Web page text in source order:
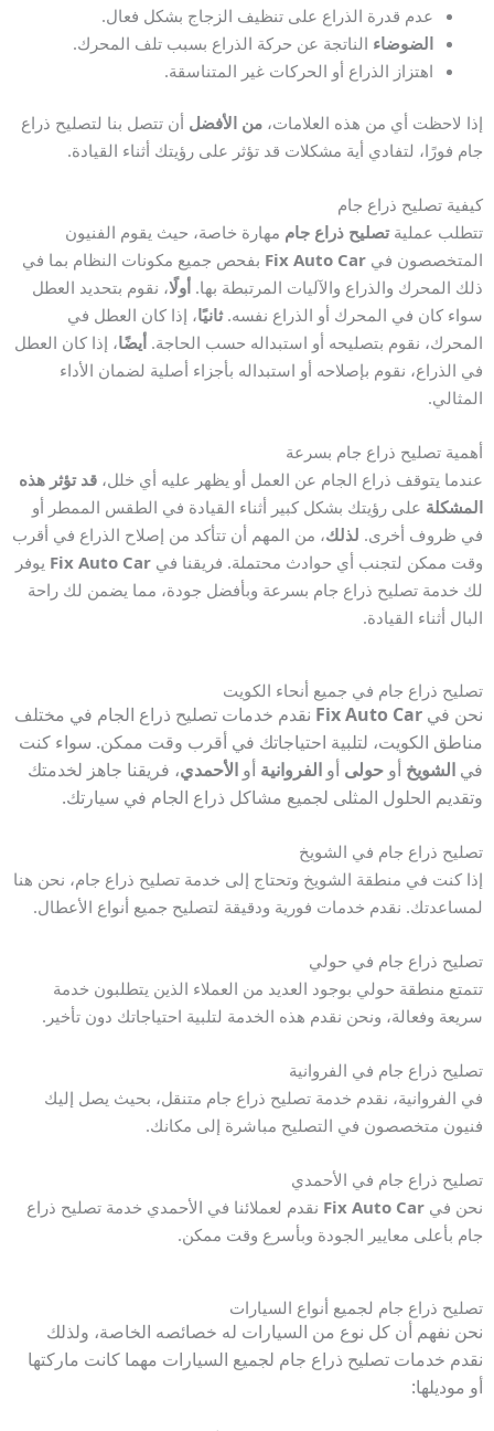
عدم قدرة الذراع على تنظيف الزجاج بشكل فعال.
الضوضاء الناتجة عن حركة الذراع بسبب تلف المحرك.
اهتزاز الذراع أو الحركات غير المتناسقة.
إذا لاحظت أي من هذه العلامات، من الأفضل أن تتصل بنا لتصليح ذراع
جام فورًا، لتفادي أية مشكلات قد تؤثر على رؤيتك أثناء القيادة.
كيفية تصليح ذراع جام
تتطلب عمليةتصليح ذراع جام مهارة خاصة، حيث يقوم الفنيون
المتخصصون في Fix Auto Car بفحص جميع مكونات النظام بما في
ذلك المحرك والذراع والآليات المرتبطة بها. أولًا، نقوم بتحديد العطل
سواء كان في المحرك أو الذراع نفسه.ثانيًا، إذا كان العطل في
المحرك، نقوم بتصليحه أو استبداله حسب الحاجة. أيضًا، إذا كان العطل
في الذراع، نقوم بإصلاحه أو استبداله بأجزاء أصلية لضمان الأداء
المثالي.
أهمية تصليح ذراع جام بسرعة
عندما يتوقف ذراع الجام عن العمل أو يظهر عليه أي خلل، قد تؤثر هذه
المشكلة على رؤيتك بشكل كبير أثناء القيادة في الطقس الممطر أو
في ظروف أخرى. لذلك، من المهم أن تتأكد من إصلاح الذراع في أقرب
وقت ممكن لتجنب أي حوادث محتملة. فريقنا في Fix Auto Car يوفر
لك خدمة تصليح ذراع جام بسرعة وبأفضل جودة، مما يضمن لك راحة
البال أثناء القيادة.
تصليح ذراع جام في جميع أنحاء الكويت
نحن في Fix Auto Car نقدم خدمات تصليح ذراع الجام في مختلف
مناطق الكويت، لتلبية احتياجاتك في أقرب وقت ممكن. سواء كنت
في الشويخ أو حولى أو الفروانية أو الأحمدي، فريقنا جاهز لخدمتك
وتقديم الحلول المثلى لجميع مشاكل ذراع الجام في سيارتك.
تصليح ذراع جام في الشويخ
إذا كنت في منطقة الشويخ وتحتاج إلى خدمة تصليح ذراع جام، نحن هنا
لمساعدتك. نقدم خدمات فورية ودقيقة لتصليح جميع أنواع الأعطال.
تصليح ذراع جام في حولي
تتمتع منطقة حولي بوجود العديد من العملاء الذين يتطلبون خدمة
سريعة وفعالة، ونحن نقدم هذه الخدمة لتلبية احتياجاتك دون تأخير.
تصليح ذراع جام في الفروانية
في الفروانية، نقدم خدمة تصليح ذراع جام متنقل، بحيث يصل إليك
فنيون متخصصون في التصليح مباشرة إلى مكانك.
تصليح ذراع جام في الأحمدي
نحن في Fix Auto Car نقدم لعملائنا في الأحمدي خدمة تصليح ذراع
جام بأعلى معايير الجودة وبأسرع وقت ممكن.
تصليح ذراع جام لجميع أنواع السيارات
نحن نفهم أن كل نوع من السيارات له خصائصه الخاصة، ولذلك
نقدم خدمات تصليح ذراع جام لجميع السيارات مهما كانت ماركتها
أو موديلها: